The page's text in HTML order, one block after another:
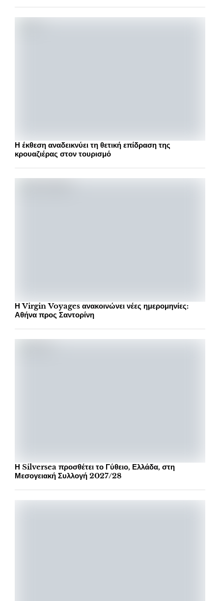
Η έκθεση αναδεικνύει τη θετική επίδραση της
κρουαζιέρας στον τουρισμό
Η Virgin Voyages ανακοινώνει νέες ημερομηνίες:
Αθήνα προς Σαντορίνη
Η Silversea προσθέτει το Γύθειο, Ελλάδα, στη
Μεσογειακή Συλλογή 2027/28